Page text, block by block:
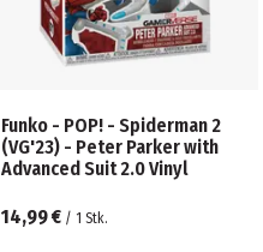
Funko - POP! - Spiderman 2
(VG'23) - Peter Parker with
Advanced Suit 2.0 Vinyl
14,99 € / 1 Stk.